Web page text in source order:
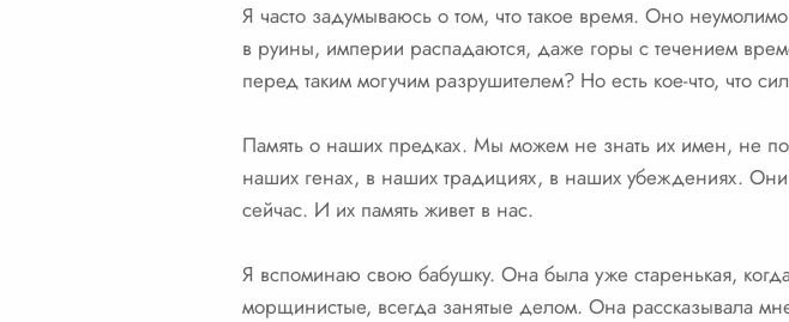
Я часто задумываюсь о том, что такое время. Оно
в руины, империи распадаются, даже горы с течением
перед таким могучим разрушителем? Но есть кое-что, что
Память о наших предках. Мы можем не знать их имен, не
наших генах, в наших традициях, в наших убеждениях.
сейчас. И их память живет в нас.
Я вспоминаю свою бабушку. Она была уже старенькая,
морщинистые, всегда занятые делом. Она рассказывала